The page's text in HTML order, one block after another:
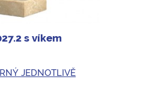
s víkem
JEDNOTLIVĚ